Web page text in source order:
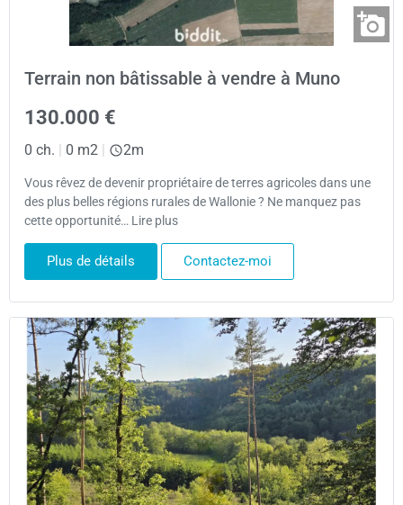
Terrain non bâtissable à vendre à Muno
130.000 €
0 ch. | 0 m2 | 2m
Vous rêvez de devenir propriétaire de terres agricoles dans une
des plus belles régions rurales de Wallonie ? Ne manquez pas
cette opportunité… Lire plus
Plus de détails Contactez-moi